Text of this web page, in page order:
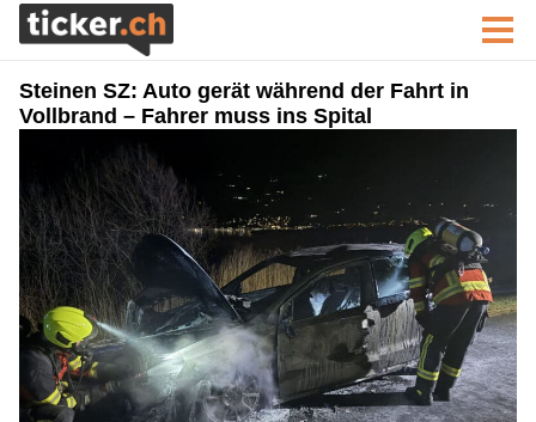
Steinen SZ: Auto gerät während der Fahrt in
Vollbrand – Fahrer muss ins Spital